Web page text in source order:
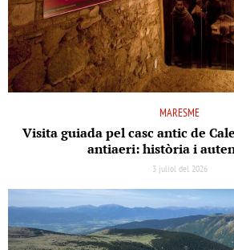
MARESME
Visita guiada pel casc antic de
antiaeri: història i
3 juliol del 2026